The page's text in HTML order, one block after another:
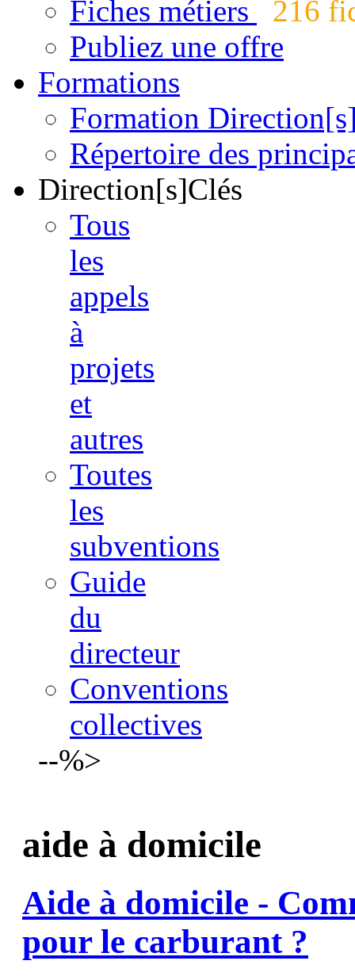
Fiches métiers
216
Publiez une offre
Formations
Formation
Répertoire des
Direction[s]Clés
Tous
les
appels
à
projets
et
autres
Toutes
les
subventions
Guide
du
directeur
Conventions
collectives
--%>
aide à domicile
Aide à domicile -
pour le carburant ?